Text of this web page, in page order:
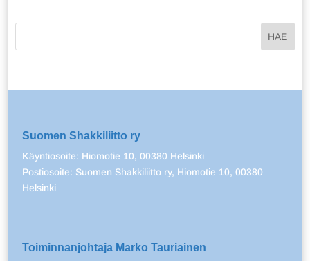
Suomen Shakkiliitto ry
Käyntiosoite: Hiomotie 10, 00380 Helsinki
Postiosoite: Suomen Shakkiliitto ry, Hiomotie 10, 00380
Helsinki
Toiminnanjohtaja Marko Tauriainen